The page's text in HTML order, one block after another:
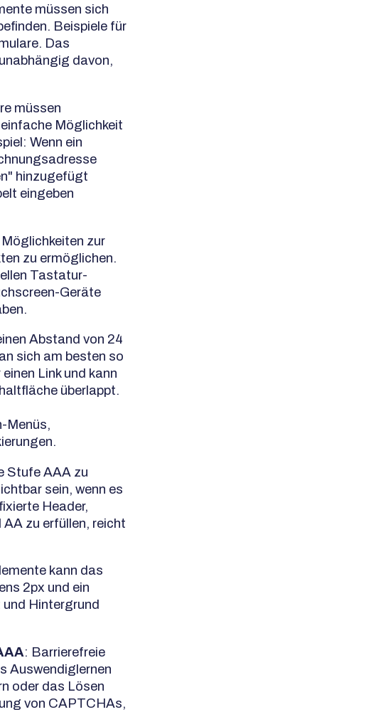
müssen sich
Beispiele für
Das
davon,
müssen
Möglichkeit
Wenn ein
hinzugefügt
eingeben
zur
zu ermöglichen.
Tastatur-
Geräte
Abstand von 24
sich am besten so
Link und kann
überlappt.
Menüs,
Stufe AAA zu
sein, wenn es
Header,
zu erfüllen, reicht
kann das
2px und ein
Hintergrund
: Barrierefreie
Auswendiglernen
oder das Lösen
von CAPTCHAs,